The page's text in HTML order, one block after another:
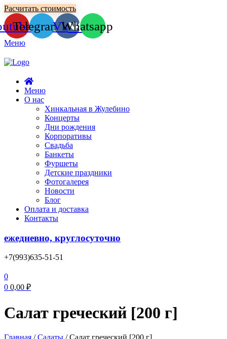
Расчитать стоимость
TelegramVkWhatsapp
Меню
Меню
О нас
Хинкальная в Жулебино
Концерты
Дни рождения
Корпоративы
Свадьба
Банкеты
Фуршеты
Детские праздники
Фотогалерея
Новости
Блог
Оплата и доставка
Контакты
ежедневно, круглосуточно
+7(993)635-51-51
0
0 0,00 ₽
Салат греческий [200 г]